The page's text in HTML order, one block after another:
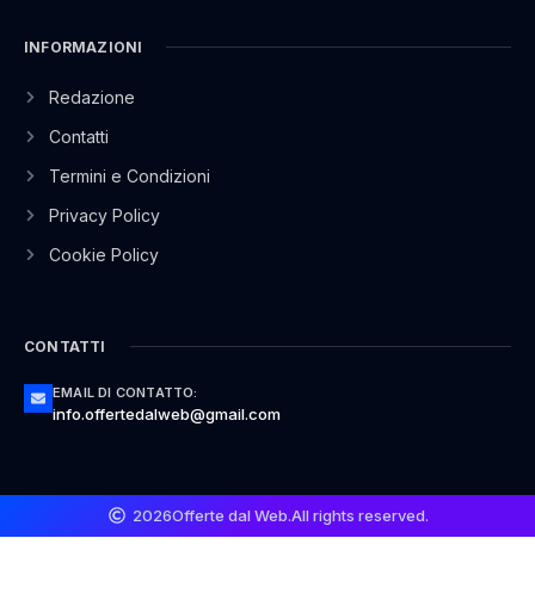
INFORMAZIONI
Redazione
Contatti
Termini e Condizioni
Privacy Policy
Cookie Policy
CONTATTI
EMAIL DI CONTATTO:
info.offertedalweb@gmail.com
2026Offerte dal Web.All rights reserved.